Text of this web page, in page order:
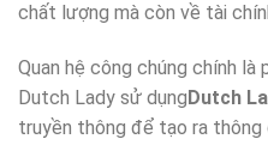
chất lượng mà còn về tài
Quan hệ công chúng chính
Dutch Lady sử dụng Dutch
truyền thông để tạo ra